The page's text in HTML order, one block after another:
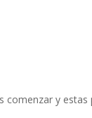
comenzar y